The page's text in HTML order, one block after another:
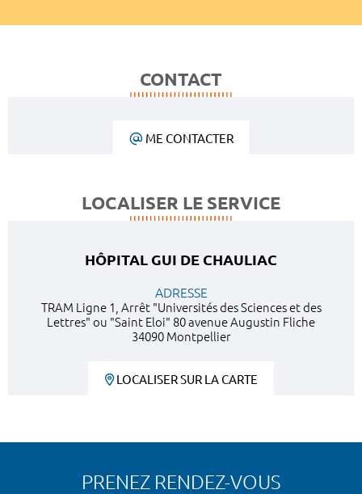
CONTACT
ME CONTACTER
LOCALISER LE SERVICE
HÔPITAL GUI DE CHAULIAC
ADRESSE
TRAM Ligne 1, Arrêt "Universités des Sciences et des
Lettres" ou "Saint Eloi" 80 avenue Augustin Fliche
34090 Montpellier
LOCALISER SUR LA CARTE
PRENEZ RENDEZ-VOUS